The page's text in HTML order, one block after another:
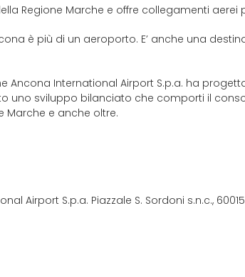
Regione Marche e offre collegamenti aerei
è più di un aeroporto. E’ anche una
Ancona International Airport S.p.a. ha
uno sviluppo bilanciato che comporti il
Marche e anche oltre.
Airport S.p.a. Piazzale S. Sordoni s.n.c.,